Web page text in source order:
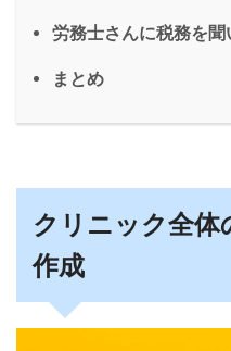
労務士さんに税務を
まとめ
クリニック全体
作成